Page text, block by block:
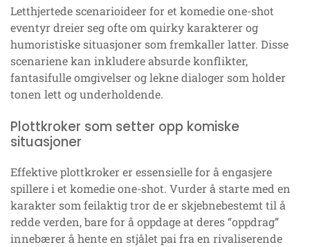
Letthjertede scenarioideer for et komedie one-shot
eventyr dreier seg ofte om quirky karakterer og
humoristiske situasjoner som fremkaller latter. Disse
scenariene kan inkludere absurde konflikter,
fantasifulle omgivelser og lekne dialoger som holder
tonen lett og underholdende.
Plottkroker som setter opp komiske
situasjoner
Effektive plottkroker er essensielle for å engasjere
spillere i et komedie one-shot. Vurder å starte med en
karakter som feilaktig tror de er skjebnebestemt til å
redde verden, bare for å oppdage at deres “oppdrag”
innebærer å hente en stjålet pai fra en rivaliserende